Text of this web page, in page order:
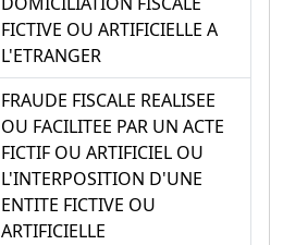
FICTIVE OU ARTIFICIELLE A
L'ETRANGER
FRAUDE FISCALE REALISEE
OU FACILITEE PAR UN ACTE
FICTIF OU ARTIFICIEL OU
L'INTERPOSITION D'UNE
ENTITE FICTIVE OU
ARTIFICIELLE